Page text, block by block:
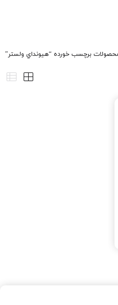
برچسب خورده “هيونداي ولستر”